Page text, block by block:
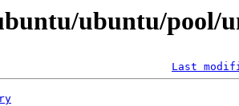
ubuntu/pool/
Last